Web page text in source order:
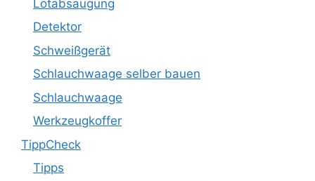
Lötabsaugung
Detektor
Schweißgerät
Schlauchwaage selber bauen
Schlauchwaage
Werkzeugkoffer
TippCheck
Tipps